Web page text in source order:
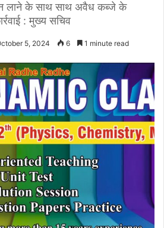
लाने के साथ साथ अवैध कब्जे के
: मुख्य सचिव
5, 2024 6 1 minute read